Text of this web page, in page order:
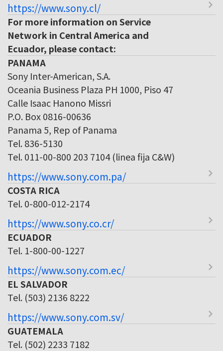
https://www.sony.cl/
For more information on Service
Network in Central America and
Ecuador, please contact:
PANAMA
Sony Inter-American, S.A.
Oceania Business Plaza PH 1000, Piso 47
Calle Isaac Hanono Missri
P.O. Box 0816-00636
Panama 5, Rep of Panama
Tel. 836-5130
Tel. 011-00-800 203 7104 (linea fija C&W)
https://www.sony.com.pa/
COSTA RICA
Tel. 0-800-012-2174
https://www.sony.co.cr/
ECUADOR
Tel. 1-800-00-1227
https://www.sony.com.ec/
EL SALVADOR
Tel. (503) 2136 8222
https://www.sony.com.sv/
GUATEMALA
Tel. (502) 2233 7182